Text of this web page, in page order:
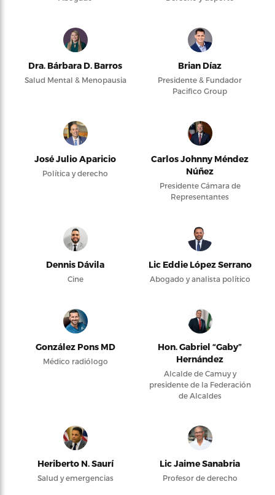
Dra. Bárbara D. Barros
Salud Mental & Menopausia
Brian Díaz
Presidente & Fundador
Pacifico Group
José Julio Aparicio
Política y derecho
Carlos Johnny Méndez
Núñez
Presidente Cámara de
Representantes
Dennis Dávila
Cine
Lic Eddie López Serrano
Abogado y analista político
González Pons MD
Médico radiólogo
Hon. Gabriel “Gaby”
Hernández
Alcalde de Camuy y
presidente de la Federación
de Alcaldes
Heriberto N. Saurí
Salud y emergencias
Lic Jaime Sanabria
Profesor de derecho